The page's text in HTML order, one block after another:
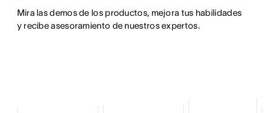
Mira las demos de los productos, mejora tus habilidades
y recibe asesoramiento de nuestros expertos.